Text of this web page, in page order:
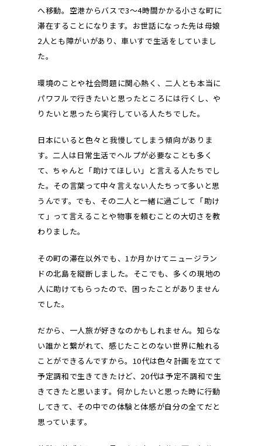
へ移動。空港からバスで3～4時間かかる小さな町に
滞在することになります。お世話になった先は母娘
2人とも障がいがあり、車いすで生活をしていまし
た。
環境のことや社会問題に関心熱く、二人とも本当に
パワフルで行きたいと思ったところには行くし、や
りたいと思ったら実行している人たちでした。
日本にいると色々と我慢してしまう傾向がありま
す。二人は日常生活でヘルプが必要なことも多く
て、ちゃんと「助けてほしい」と言える人たちでし
た。その言葉って中々言えない人たちって多いと思
うんです。でも、その二人と一緒に過ごして「助け
て」って言えることや物事を頼むことの大切さを教
わりました。
その町の滞在以外でも、1か月かけてニュージラン
ドの北島を縦断しました。そこでも、多くの現地の
人に助けてもらったので、困ったことがありません
でした。
だから、一人旅が好きなのかもしれません。知らな
い誰かと繋がれて、感じたことのない世界に触れる
ことができるんですから。10代は色々計画を立てて
予定調和で生きてきたけど、20代は予定不調和で生
きてきたと思います。何かしたいと思った時に行動
してきて、その中での体験と体感が自分の全てだと
思っています。